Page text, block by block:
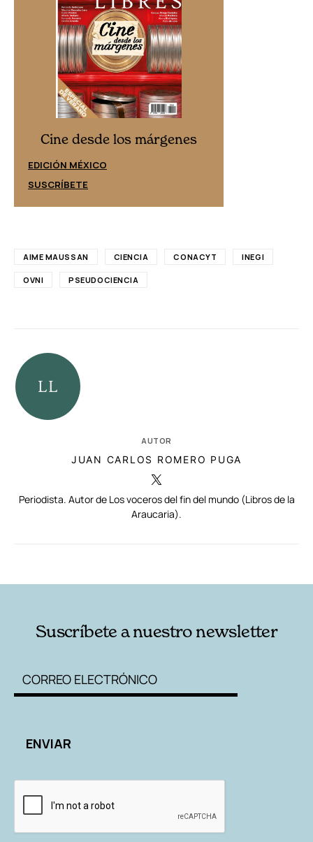
Cine desde los márgenes
EDICIÓN MÉXICO
SUSCRÍBETE
AIME MAUSSAN CIENCIA CONACYT INEGI
OVNI PSEUDOCIENCIA
AUTOR
JUAN CARLOS ROMERO PUGA
Periodista. Autor de Los voceros del fin del mundo (Libros de la
Araucaria).
Suscríbete a nuestro newsletter